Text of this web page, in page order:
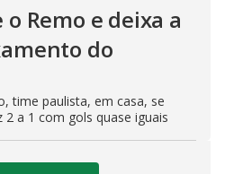
Remo e deixa a
do
time paulista, em casa, se
a 1 com gols quase iguais